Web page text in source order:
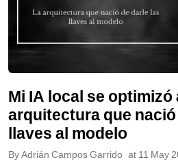
Mi IA local se
arquitectura que
llaves al modelo
ByAdrián Campos Garrido at11 May